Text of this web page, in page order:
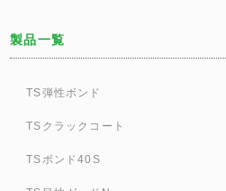
製品一覧
TS弾性ボンド
TSクラックコート
TSボンド40S